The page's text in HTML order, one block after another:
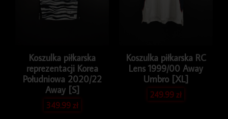
Koszulka piłkarska
reprezentacji Korea
Południowa 2020/22
Away [S]
349.99zł
Koszulka piłkarska RC
Lens 1999/00 Away
Umbro [XL]
249.99zł